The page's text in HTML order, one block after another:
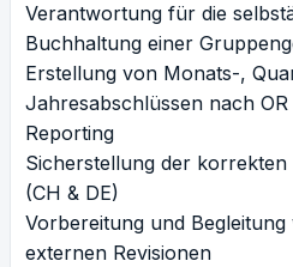
Verantwortung für die
Buchhaltung einer
Erstellung von Monats-,
Jahresabschlüssen nach
Reporting
Sicherstellung der
(CH & DE)
Vorbereitung und
externen Revisionen